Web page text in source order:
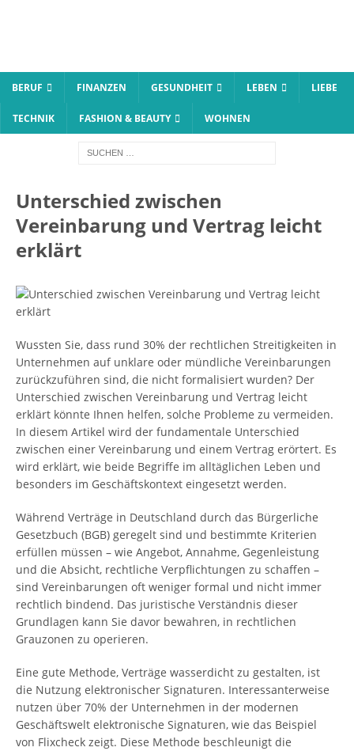
BERUF FINANZEN GESUNDHEIT LEBEN LIEBE
TECHNIK FASHION & BEAUTY WOHNEN
Unterschied zwischen
Vereinbarung und Vertrag leicht
erklärt
Wussten Sie, dass rund 30% der rechtlichen Streitigkeiten in
Unternehmen auf unklare oder mündliche Vereinbarungen
zurückzuführen sind, die nicht formalisiert wurden? Der
Unterschied zwischen Vereinbarung und Vertrag leicht
erklärt könnte Ihnen helfen, solche Probleme zu vermeiden.
In diesem Artikel wird der fundamentale Unterschied
zwischen einer Vereinbarung und einem Vertrag erörtert. Es
wird erklärt, wie beide Begriffe im alltäglichen Leben und
besonders im Geschäftskontext eingesetzt werden.
Während Verträge in Deutschland durch das Bürgerliche
Gesetzbuch (BGB) geregelt sind und bestimmte Kriterien
erfüllen müssen – wie Angebot, Annahme, Gegenleistung
und die Absicht, rechtliche Verpflichtungen zu schaffen –
sind Vereinbarungen oft weniger formal und nicht immer
rechtlich bindend. Das juristische Verständnis dieser
Grundlagen kann Sie davor bewahren, in rechtlichen
Grauzonen zu operieren.
Eine gute Methode, Verträge wasserdicht zu gestalten, ist
die Nutzung elektronischer Signaturen. Interessanterweise
nutzen über 70% der Unternehmen in der modernen
Geschäftswelt elektronische Signaturen, wie das Beispiel
von Flixcheck zeigt. Diese Methode beschleunigt die